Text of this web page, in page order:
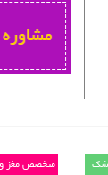
متخصص مغز و